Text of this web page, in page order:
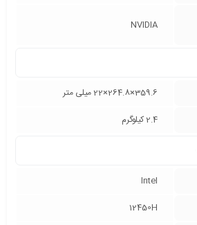
NVIDIA
359.6×264.8×22 میلی متر
2.4 کیلوگرم
Intel
12450H